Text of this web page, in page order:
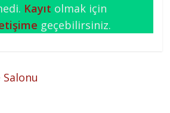
Kayıt olmak için
geçebilirsiniz.